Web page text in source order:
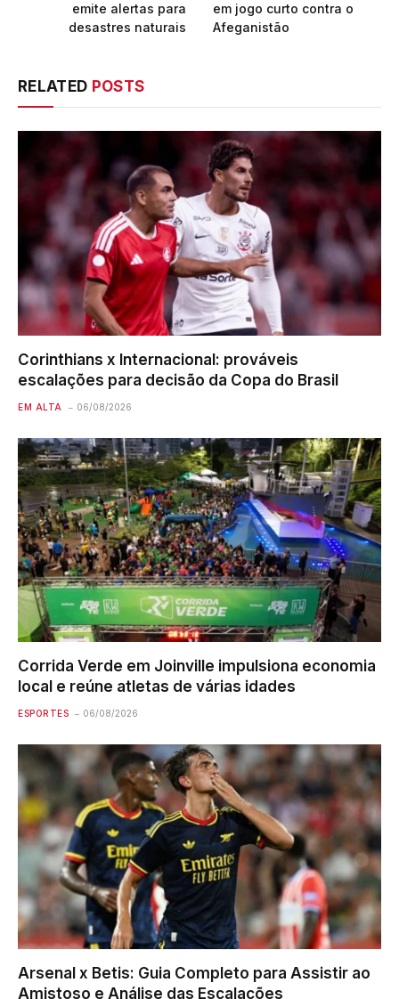
emite alertas para
desastres naturais
em jogo curto contra o
Afeganistão
RELATED POSTS
Corinthians x Internacional: prováveis
escalações para decisão da Copa do Brasil
EM ALTA 06/08/2026
Corrida Verde em Joinville impulsiona economia
local e reúne atletas de várias idades
ESPORTES 06/08/2026
Arsenal x Betis: Guia Completo para Assistir ao
Amistoso e Análise das Escalações